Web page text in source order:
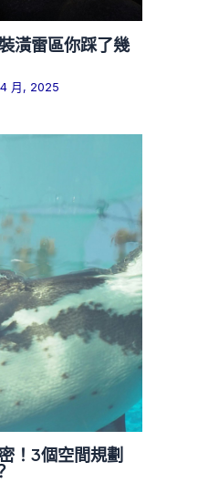
潢雷區你踩了幾
月, 2025
！3個空間規劃